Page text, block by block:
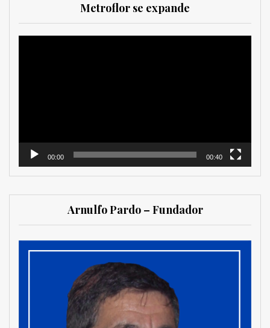
Metroflor se expande
00:00 00:40
Arnulfo Pardo – Fundador